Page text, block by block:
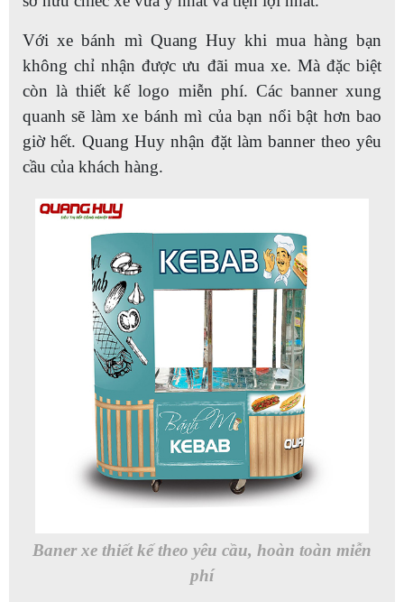
Với xe bánh mì Quang Huy khi mua hàng bạn
không chỉ nhận được ưu đãi mua xe. Mà đặc biệt
còn là thiết kế logo miễn phí. Các banner xung
quanh sẽ làm xe bánh mì của bạn nổi bật hơn bao
giờ hết. Quang Huy nhận đặt làm banner theo yêu
cầu của khách hàng.
Baner xe thiết kế theo yêu cầu, hoàn toàn miễn
phí